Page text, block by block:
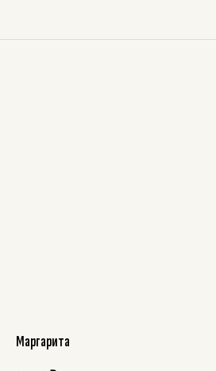
Маргарита